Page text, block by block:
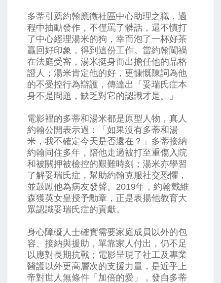
多蒂引薦約翰應徵社區中心助理之職，過
程中抽動發作，不僅罵了髒話，還不慎打
了中心經理湯米的狗，幸而泡了一杯好茶
贏回好印象，得到這份工作。當約翰闖禍
在法庭受審，湯米挺身而出擔任他的品格
證人；湯米肯定他的好，更慷慨陳詞為他
的不受控行為辯護，傳達出「妥瑞氏症本
身不是問題，缺乏對它的認識才是。」
電影裡的多蒂和湯米都是原型人物，真人
約翰公開表示過：「如果沒有多蒂和湯
米，我不確定今天是否還在？」多蒂接納
約翰同住多年，陪他走過被打至重傷入院
和被關押被檢控的艱難時刻；湯米亦學習
了解妥瑞氏症，幫助約翰克服社交恐懼，
並鼓勵他為病友發聲。2019年，約翰戴維
森獲英女皇授予勳章，正是表揚他教育大
眾認識妥瑞氏症的貢獻。
身心障礙人士確實需要家庭成員以外的包
容、接納與援助，單靠家人付出，仍不足
以應對長期抗戰；電影呈現了社工及專業
醫護以外更高層次的支援力量，是近乎上
帝對世人無條件「加倍的愛」，發自多蒂